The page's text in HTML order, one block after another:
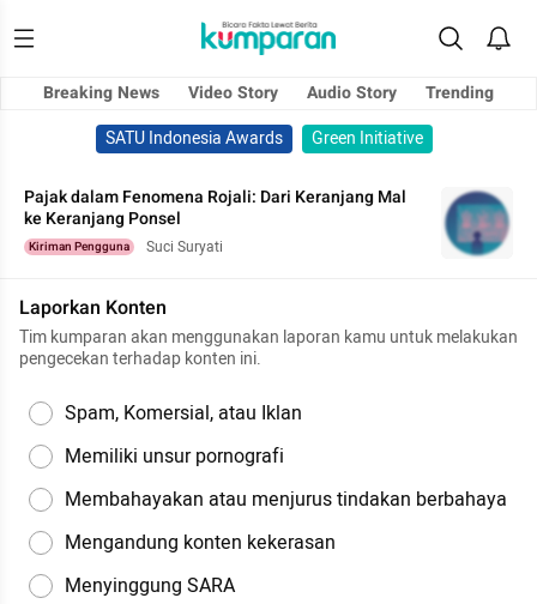
Breaking News Video Story Audio Story
Trending
SATU Indonesia Awards
Green Initiative
Pajak dalam Fenomena Rojali: Dari Keranjang Mal
ke Keranjang Ponsel
Kiriman Pengguna Suci Suryati
Laporkan Konten
Tim kumparan akan menggunakan laporan kamu untuk melakukan
pengecekan terhadap konten ini.
Spam, Komersial, atau Iklan
Memiliki unsur pornografi
Membahayakan atau menjurus tindakan berbahaya
Mengandung konten kekerasan
Menyinggung SARA